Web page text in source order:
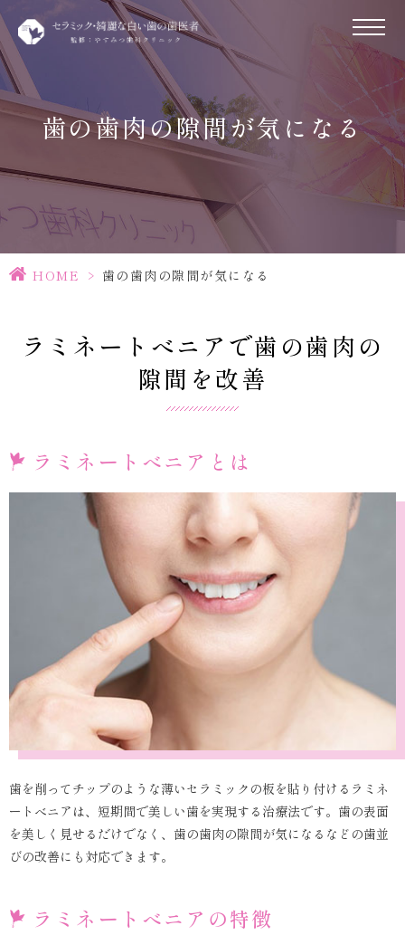
歯の歯肉の隙間が気になる
HOME > 歯の歯肉の隙間が気になる
ラミネートべニアで歯の歯肉の
隙間を改善
ラミネートべニアとは
歯を削ってチップのような薄いセラミックの板を貼り付けるラミネ
ートべニアは、短期間で美しい歯を実現する治療法です。歯の表面
を美しく見せるだけでなく、歯の歯肉の隙間が気になるなどの歯並
びの改善にも対応できます。
ラミネートべニアの特徴